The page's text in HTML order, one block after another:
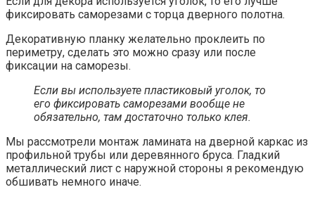
фиксировать саморезами с торца дверного полотна.
Декоративную планку желательно проклеить по
периметру, сделать это можно сразу или после
фиксации на саморезы.
Если вы используете пластиковый уголок, то
его фиксировать саморезами вообще не
обязательно, там достаточно только клея.
Мы рассмотрели монтаж ламината на дверной каркас из
профильной трубы или деревянного бруса. Гладкий
металлический лист с наружной стороны я рекомендую
обшивать немного иначе.